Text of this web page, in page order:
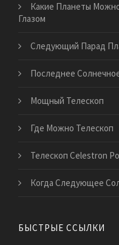
Какие Планеты
Глазом
Следующий Парад
Последнее
Мощный Телескоп
Где Можно Телескоп
Телескоп Celestron
Когда Следующее
БЫСТРЫЕ ССЫЛКИ